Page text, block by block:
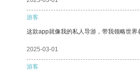
游客
这款app就像我的私人导游，带我领略世界
2025-03-01
游客